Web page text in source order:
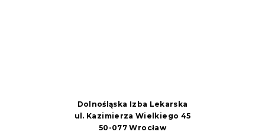
Dolnośląska Izba Lekarska
ul. Kazimierza Wielkiego 45
50-077 Wrocław